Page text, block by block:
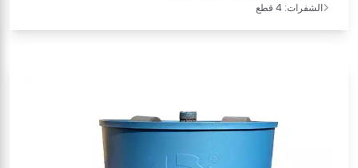
الشفرات: 4 قطع